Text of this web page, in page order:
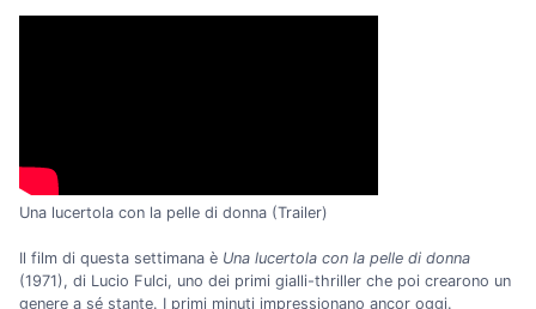
Una lucertola con la pelle di donna (Trailer)
Il film di questa settimana è Una lucertola con la pelle di donna
(1971), di Lucio Fulci, uno dei primi gialli-thriller che poi crearono un
genere a sé stante. I primi minuti impressionano ancor oggi.